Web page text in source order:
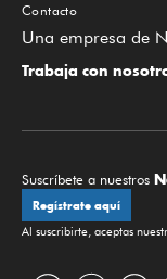
Contacto
Una empresa de
Trabaja con
Suscríbete a nuestros
Regístrate aquí
Al suscribirte, aceptas